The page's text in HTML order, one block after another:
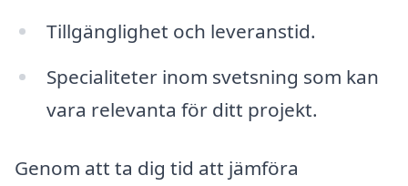
Tillgänglighet och leveranstid.
Specialiteter inom svetsning som kan
vara relevanta för ditt projekt.
Genom att ta dig tid att jämföra